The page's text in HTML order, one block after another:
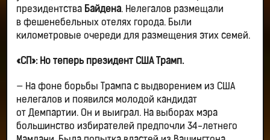
президентства Байдена. Нелегалов размещали
в фешенебельных отелях города. Были
километровые очереди для размещения этих семей.
«СП»: Но теперь президент США Трамп.
— На фоне борьбы Трампа с выдворением из США
нелегалов и появился молодой кандидат
от Демпартии. Он и выиграл. На выборах мэра
большинство избирателей предпочли 34-летнего